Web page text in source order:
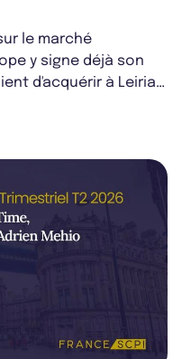
le marché
y signe déjà son
d'acquérir à Leiria,